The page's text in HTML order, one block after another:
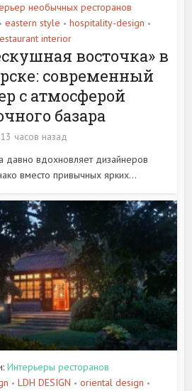
необычных ресторанов
• eastern style • hospitality-design •
interior
восточка» в
современный
с атмосферой
базара
13 часов назад
давно вдохновляет дизайнеров
вместо привычных ярких...
Интерьеры ресторанов
• LDH DESIGN • oriental design •